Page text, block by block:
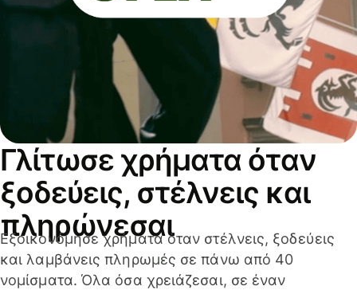
Γλίτωσε χρήματα όταν
ξοδεύεις, στέλνεις και
πληρώνεσαι
Εξοικονόμησε χρήματα όταν στέλνεις, ξοδεύεις
και λαμβάνεις πληρωμές σε πάνω από 40
νομίσματα. Όλα όσα χρειάζεσαι, σε έναν